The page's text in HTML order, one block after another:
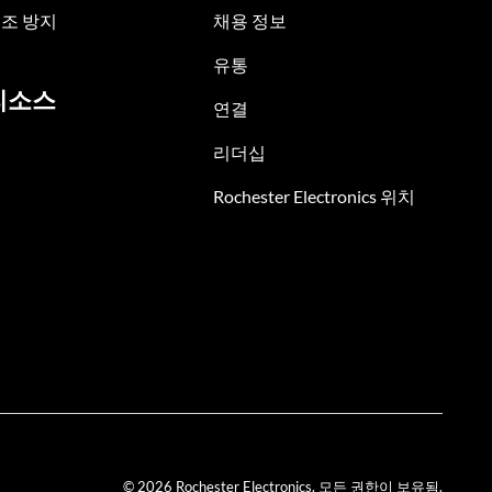
방지
소스
채용 정보
유통
연결
리더십
Rochester Electronics 위치
© 2026 Rochester Electronics. 모든 권한이 보유됨.